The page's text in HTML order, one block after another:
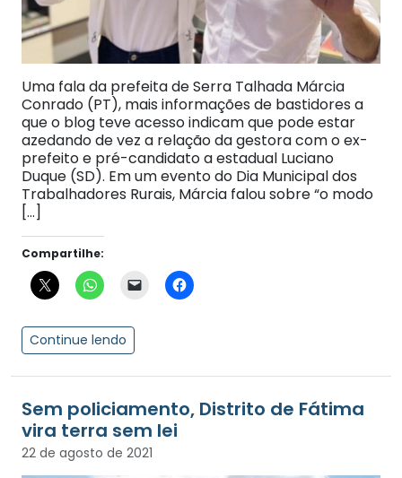
Uma fala da prefeita de Serra Talhada Márcia
Conrado (PT), mais informações de bastidores a
que o blog teve acesso indicam que pode estar
azedando de vez a relação da gestora com o ex-
prefeito e pré-candidato a estadual Luciano
Duque (SD). Em um evento do Dia Municipal dos
Trabalhadores Rurais, Márcia falou sobre “o modo
[…]
Compartilhe:
Continue lendo
Sem policiamento, Distrito de Fátima
vira terra sem lei
22 de agosto de 2021